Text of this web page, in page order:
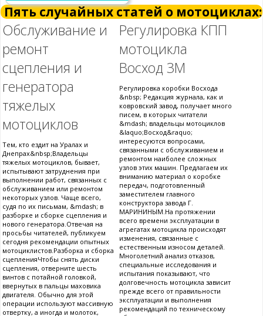
Пять случайных статей о мотоциклах:
Обслуживание и
ремонт
сцепления и
генератора
тяжелых
мотоциклов
Тем, кто ездит на Уралах и
Днепрах&nbsp;Владельцы
тяжелых мотоциклов, бывает,
испытывают затруднения при
выполнении работ, связанных с
обслуживанием или ремонтом
некоторых узлов. Чаще всего,
судя по их письмам, &mdash; в
разборке и сборке сцепления и
нового генератора.Отвечая на
просьбы читателей, публикуем
сегодня рекомендации опытных
мотоциклистов.Разборка и сборка
сцепленияЧтобы снять диски
сцепления, отверните шесть
винтов с потайной головкой,
ввернутых в пальцы маховика
двигателя. Обычно для этой
операции используют массивную
отвертку, а иногда и молоток,
Регулировка КПП
мотоцикла
Восход 3М
Регулировка коробки Восхода
&nbsp; Редакция журнала, как и
ковровский завод, получает много
писем, в которых читатели
&mdash; владельцы мотоциклов
&laquo;Восход&raquo;
интересуются вопросами,
связанными с обслуживанием и
ремонтом наиболее сложных
узлов этих машин. Предлагаем их
вниманию материал о коробке
передач, подготовленный
заместителем главного
конструктора завода Г.
МАРИНИНЫМ.На протяжении
всего времени эксплуатации в
агрегатах мотоцикла происходят
изменения, связанные с
естественным износом деталей.
Многолетний анализ отказов,
специальные исследования и
испытания показывают, что
долговечность мотоцикла зависит
прежде всего от правильности
эксплуатации и выполнения
рекомендаций по техническому